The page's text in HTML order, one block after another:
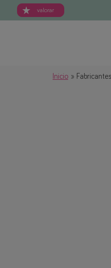
valorar
Inicio Fabricantes